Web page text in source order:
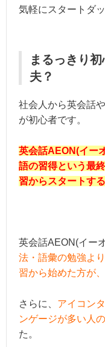
気軽にスタートダ
まるっきり
夫？
社会人から英会話
が初心者です。
英会話AEON(イー
語の習得という最
習からスタートす
英会話AEON(イー
法・語彙の勉強よ
習から始めた方が
さらに、 アイコン
ンゲージが多い人
た。